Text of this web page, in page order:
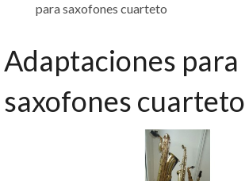
para saxofones cuarteto
Adaptaciones para
saxofones cuarteto